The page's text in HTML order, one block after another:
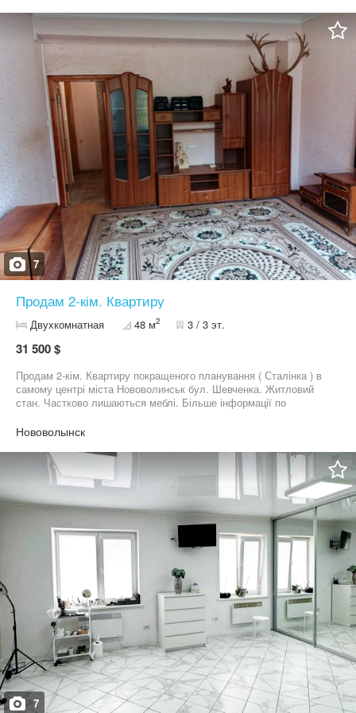
7
Продам 2-кім. Квартиру
Двухкомнатная 48 м2 3 / 3 эт.
31 500 $
Продам 2-кім. Квартиру покращеного планування ( Сталінка ) в
самому центрі міста Нововолинськ бул. Шевченка. Житловий
стан. Частково лишаються меблі. Більше інформації по
Нововолынск
7